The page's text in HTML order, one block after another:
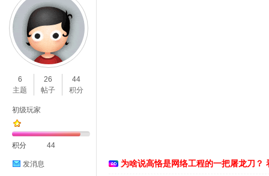
6
主题
26
帖子
44
积分
初级玩家
积分 44
发消息 为啥说高恪是网络工程的一把屠龙刀？